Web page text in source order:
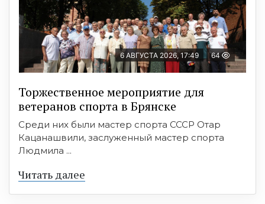
6 АВГУСТА 2026, 17:49 64
Торжественное мероприятие для
ветеранов спорта в Брянске
Среди них были мастер спорта СССР Отар
Кацанашвили, заслуженный мастер спорта
Людмила ...
Читать далее